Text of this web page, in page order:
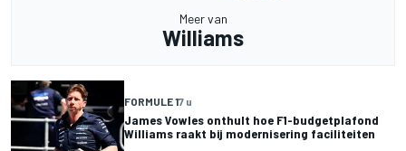
Meer van
Williams
FORMULE 17 u
James Vowles onthult hoe F1-budgetplafond
Williams raakt bij modernisering faciliteiten